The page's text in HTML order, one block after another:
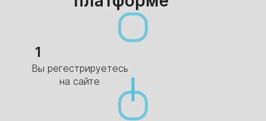
1
Вы регестрируетесь
на сайте